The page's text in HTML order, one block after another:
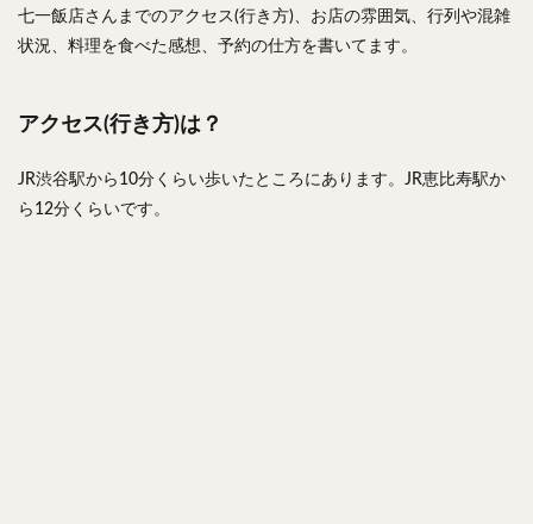
七一飯店さんまでのアクセス(行き方)、お店の雰囲気、行列や混雑
状況、料理を食べた感想、予約の仕方を書いてます。
アクセス(行き方)は？
JR渋谷駅から10分くらい歩いたところにあります。JR恵比寿駅か
ら12分くらいです。